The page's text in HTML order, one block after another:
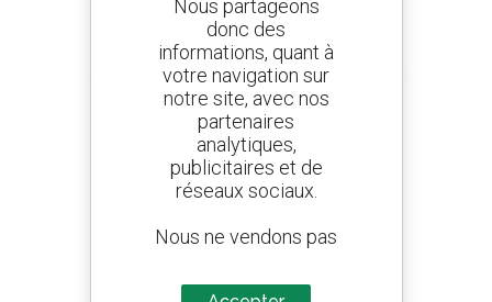
Créez vos alertes
et recevez des annonces de matériels d'occasion
800 concessionnaires
Manitou partout dans le monde
Nous partageons
donc des
informations, quant à
votre navigation sur
notre site, avec nos
partenaires
analytiques,
publicitaires et de
réseaux sociaux.
Nous ne vendons pas
tiers